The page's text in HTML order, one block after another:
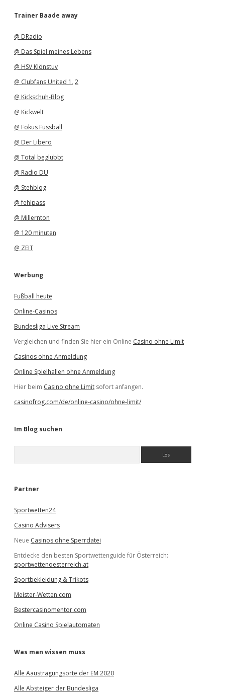
h
Trainer Baade away
@ DRadio
@ Das Spiel meines Lebens
@ HSV Klönstuv
@ Clubfans United 1 , 2
@ Kickschuh-Blog
@ Kickwelt
@ Fokus Fussball
@ Der Libero
@ Total beglubbt
@ Radio DU
@ Stehblog
@ fehlpass
@ Millernton
@ 120 minuten
@ ZEIT
Werbung
Fußball heute
Online-Casinos
Bundesliga Live Stream
Vergleichen und finden Sie hier ein Online Casino ohne Limit
Casinos ohne Anmeldung
Online Spielhallen ohne Anmeldung
Hier beim Casino ohne Limit sofort anfangen.
casinofrog.com/de/online-casino/ohne-limit/
Im Blog suchen
e
Partner
Sportwetten24
Casino Advisers
Neue Casinos ohne Sperrdatei
Entdecke den besten Sportwettenguide für Österreich:
sportwettenoesterreich.at
Sportbekleidung & Trikots
Meister-Wetten.com
Bestercasinomentor.com
Online Casino Spielautomaten
Was man wissen muss
Alle Aaustragungsorte der EM 2020
Alle Absteiger der Bundesliga